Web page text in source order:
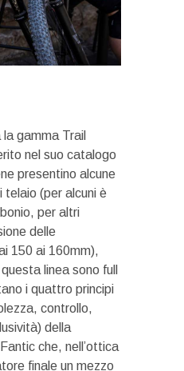
gamma Trail
nel suo catalogo
presentino alcune
telaio (per alcuni è
per altri
delle
150 ai 160mm),
linea sono full
i quattro principi
controllo,
della
che, nell’ottica
finale un mezzo